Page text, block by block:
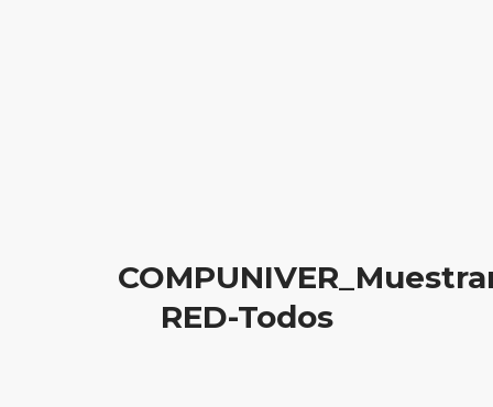
NUESTROS PRODUCTOS
RED-Todos